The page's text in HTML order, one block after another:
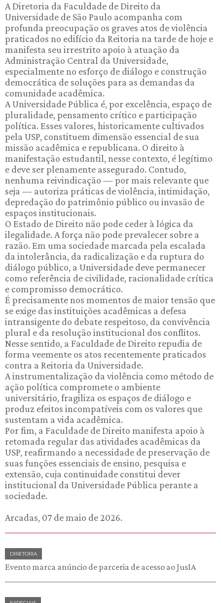
A Diretoria da Faculdade de Direito da
Universidade de São Paulo acompanha com
profunda preocupação os graves atos de violência
praticados no edifício da Reitoria na tarde de hoje e
manifesta seu irrestrito apoio à atuação da
Administração Central da Universidade,
especialmente no esforço de diálogo e construção
democrática de soluções para as demandas da
comunidade acadêmica.
A Universidade Pública é, por excelência, espaço de
pluralidade, pensamento crítico e participação
política. Esses valores, historicamente cultivados
pela USP, constituem dimensão essencial de sua
missão acadêmica e republicana. O direito à
manifestação estudantil, nesse contexto, é legítimo
e deve ser plenamente assegurado. Contudo,
nenhuma reivindicação — por mais relevante que
seja — autoriza práticas de violência, intimidação,
depredação do patrimônio público ou invasão de
espaços institucionais.
O Estado de Direito não pode ceder à lógica da
ilegalidade. A força não pode prevalecer sobre a
razão. Em uma sociedade marcada pela escalada
da intolerância, da radicalização e da ruptura do
diálogo público, a Universidade deve permanecer
como referência de civilidade, racionalidade crítica
e compromisso democrático.
É precisamente nos momentos de maior tensão que
se exige das instituições acadêmicas a defesa
intransigente do debate respeitoso, da convivência
plural e da resolução institucional dos conflitos.
Nesse sentido, a Faculdade de Direito repudia de
forma veemente os atos recentemente praticados
contra a Reitoria da Universidade.
A instrumentalização da violência como método de
ação política compromete o ambiente
universitário, fragiliza os espaços de diálogo e
produz efeitos incompatíveis com os valores que
sustentam a vida acadêmica.
Por fim, a Faculdade de Direito manifesta apoio à
retomada regular das atividades acadêmicas da
USP, reafirmando a necessidade de preservação de
suas funções essenciais de ensino, pesquisa e
extensão, cuja continuidade constitui dever
institucional da Universidade Pública perante a
sociedade.
Arcadas, 07 de maio de 2026.
DIRETORIA
Evento marca anúncio de parceria de acesso ao JusIA